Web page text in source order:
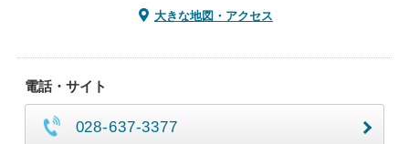
大きな地図・アクセス
電話・サイト
028-637-3377